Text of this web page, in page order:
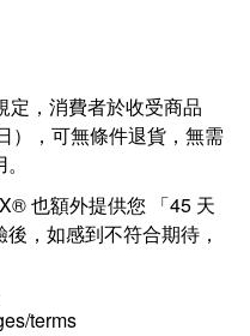
定，消費者於收受商品
），可無條件退貨，無需
也額外提供您 「45 天
，如感到不符合期待，
terms